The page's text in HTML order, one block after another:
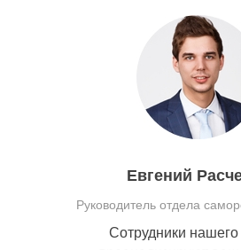
Евгений
Руководитель отдела
Сотрудники